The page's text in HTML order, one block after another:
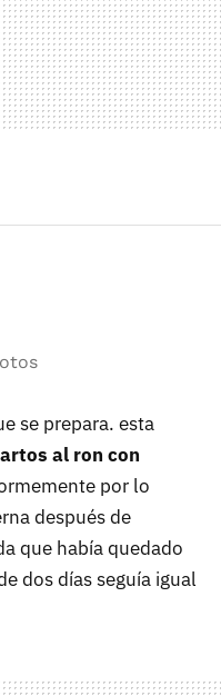
se prepara. esta
al ron con
por lo
después de
que había quedado
dos días seguía igual